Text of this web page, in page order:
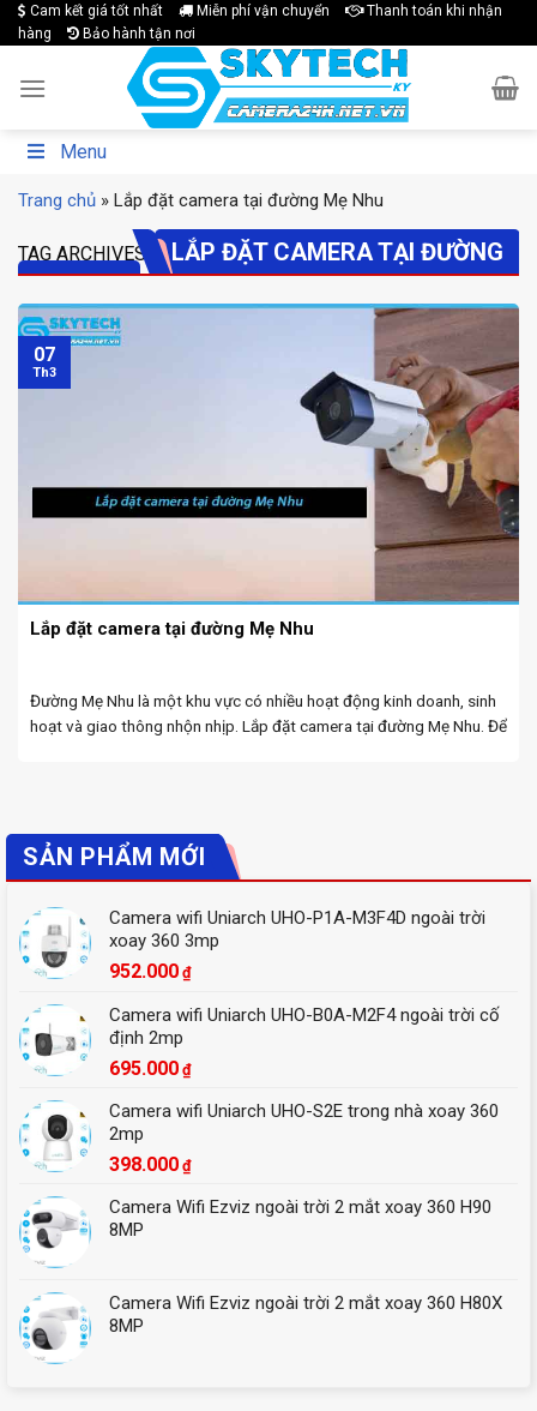
Skip
to
Cam kết giá tốt nhất Miễn phí vận chuyển
Thanh toán khi nhận
hàng
Bảo hành tận nơi
Menu
Trang chủ » Lắp đặt camera tại đường Mẹ Nhu
TAG ARCHIVES:
LẮP ĐẶT CAMERA TẠI ĐƯỜNG
MẸ NHU
Lắp đặt camera tại đường Mẹ Nhu
Đường Mẹ Nhu là một khu vực có nhiều hoạt động kinh doanh, sinh
hoạt và giao thông nhộn nhịp. Lắp đặt camera tại đường Mẹ Nhu. Để
07
Th3
SẢN PHẨM MỚI
Camera wifi Uniarch UHO-P1A-M3F4D ngoài trời
xoay 360 3mp
952.000 ₫
Camera wifi Uniarch UHO-B0A-M2F4 ngoài trời cố
định 2mp
695.000 ₫
Camera wifi Uniarch UHO-S2E trong nhà xoay 360
2mp
398.000 ₫
Camera Wifi Ezviz ngoài trời 2 mắt xoay 360 H90
8MP
Camera Wifi Ezviz ngoài trời 2 mắt xoay 360 H80X
8MP